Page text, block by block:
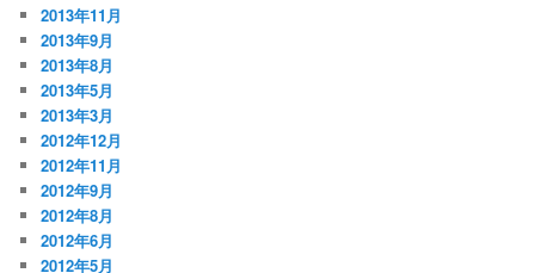
2013年11月
2013年9月
2013年8月
2013年5月
2013年3月
2012年12月
2012年11月
2012年9月
2012年8月
2012年6月
2012年5月